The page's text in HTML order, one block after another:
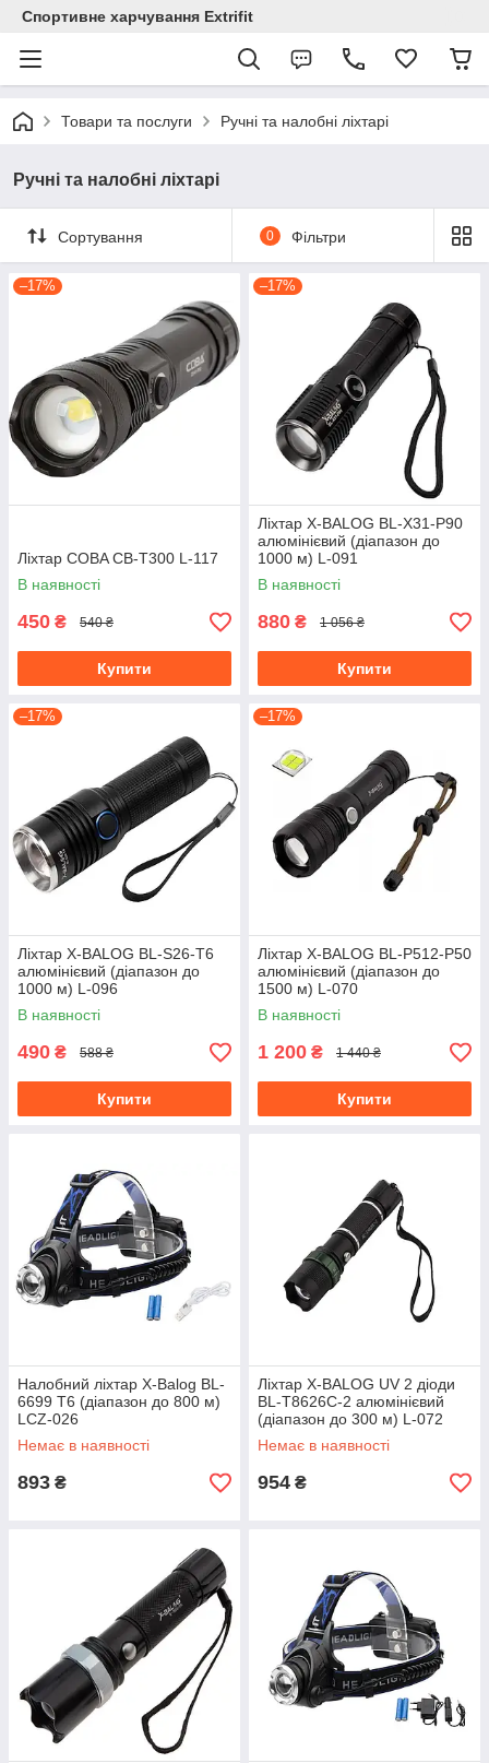
Спортивне харчування Extrifit
Товари та послуги Ручні та налобні ліхтарі
Ручні та налобні ліхтарі
Сортування 0 Фільтри
–17%
Ліхтар COBA CB-T300 L-117
В наявності
450 ₴ 540 ₴
Купити
–17%
Ліхтар X-BALOG BL-X31-P90
алюмінієвий (діапазон до
1000 м) L-091
В наявності
880 ₴ 1 056 ₴
Купити
–17%
Ліхтар X-BALOG BL-S26-T6
алюмінієвий (діапазон до
1000 м) L-096
В наявності
490 ₴ 588 ₴
Купити
–17%
Ліхтар X-BALOG BL-P512-P50
алюмінієвий (діапазон до
1500 м) L-070
В наявності
1 200 ₴ 1 440 ₴
Купити
Налобний ліхтар X-Balog BL-
6699 T6 (діапазон до 800 м)
LCZ-026
Немає в наявності
893 ₴
Ліхтар X-BALOG UV 2 діоди
BL-T8626C-2 алюмінієвий
(діапазон до 300 м) L-072
Немає в наявності
954 ₴